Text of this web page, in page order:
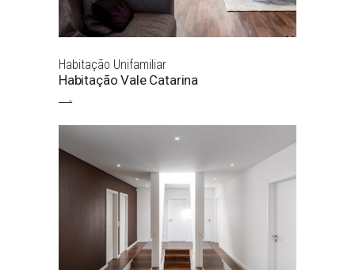
Habitação Unifamiliar
Habitação Vale Catarina